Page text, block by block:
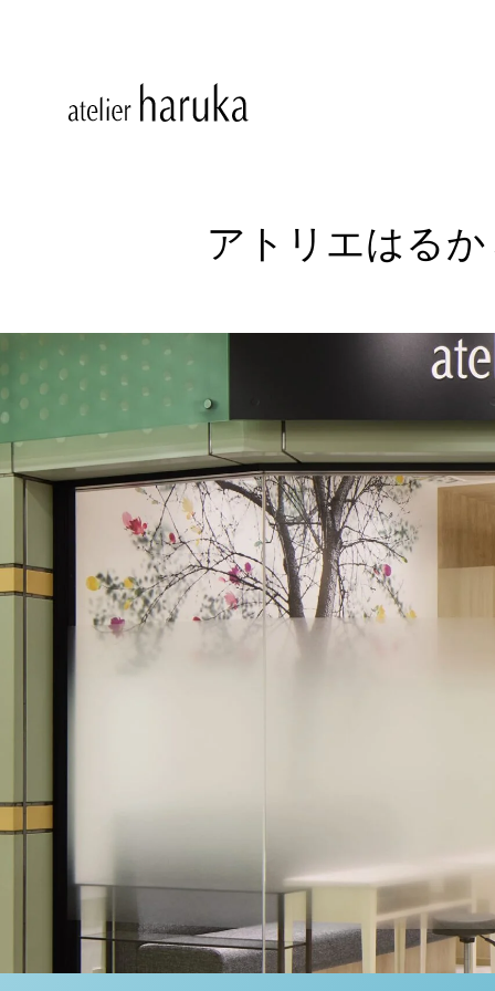
アトリエはる